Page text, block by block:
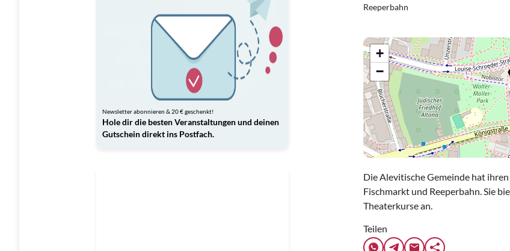
Newsletter abonnieren & 20 € geschenkt!
Hole dir die besten Veranstaltungen und deinen
Gutschein direkt ins Postfach.
Reeperbahn
+
−
Die Alevitische Gemeinde hat
Fischmarkt und Reeperbahn. Sie
Theaterkurse an.
Teilen